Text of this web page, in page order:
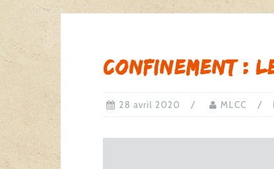
Confinement :
28 avril 2020 MLCC